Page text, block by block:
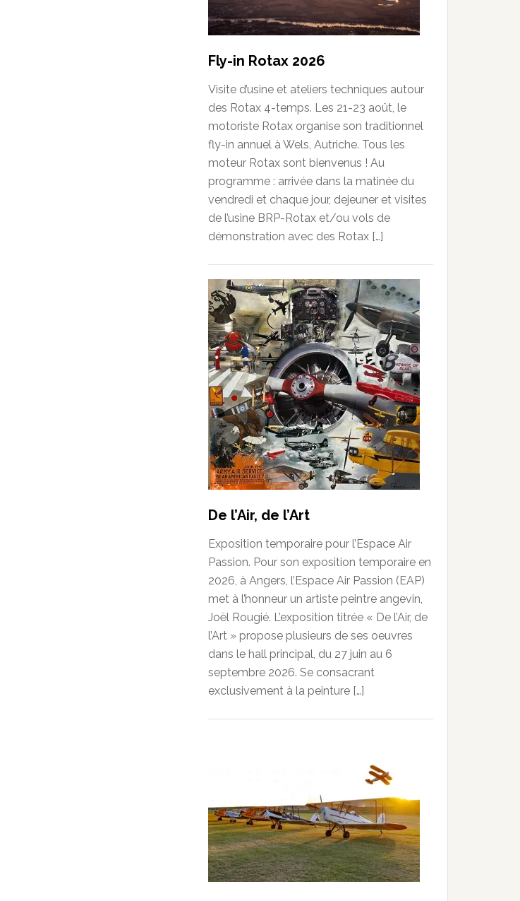
Fly-in Rotax 2026
Visite d’usine et ateliers techniques autour
des Rotax 4-temps. Les 21-23 août, le
motoriste Rotax organise son traditionnel
fly-in annuel à Wels, Autriche. Tous les
moteur Rotax sont bienvenus ! Au
programme : arrivée dans la matinée du
vendredi et chaque jour, dejeuner et visites
de l’usine BRP-Rotax et/ou vols de
démonstration avec des Rotax […]
De l’Air, de l’Art
Exposition temporaire pour l’Espace Air
Passion. Pour son exposition temporaire en
2026, à Angers, l’Espace Air Passion (EAP)
met à l’honneur un artiste peintre angevin,
Joël Rougié. L’exposition titrée « De l’Air, de
l’Art » propose plusieurs de ses oeuvres
dans le hall principal, du 27 juin au 6
septembre 2026. Se consacrant
exclusivement à la peinture […]